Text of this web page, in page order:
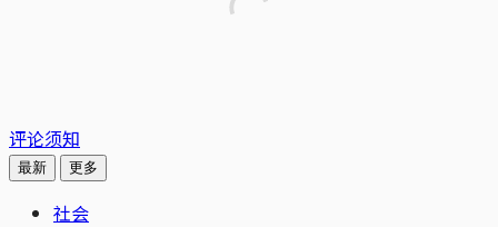
评论须知
最新 更多
社会